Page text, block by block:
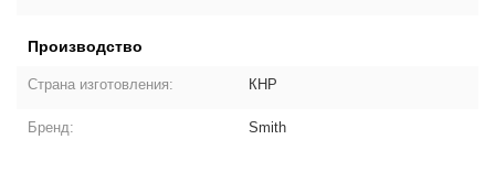
Производство
Страна изготовления: КНР
Бренд: Smith